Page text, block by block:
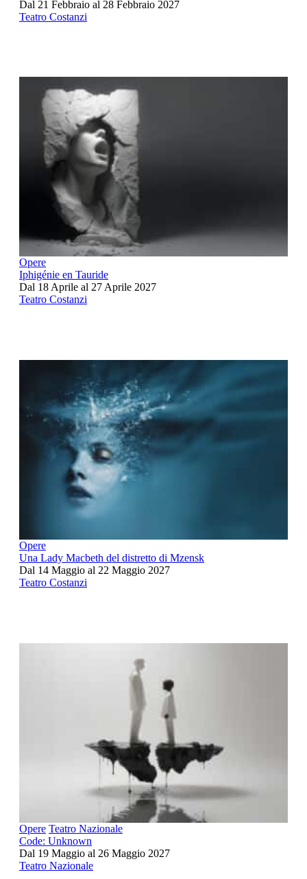
Dal 21 Febbraio al 28 Febbraio 2027
Teatro Costanzi
Opere
Iphigénie en Tauride
Dal 18 Aprile al 27 Aprile 2027
Teatro Costanzi
Opere
Una Lady Macbeth del distretto di Mzensk
Dal 14 Maggio al 22 Maggio 2027
Teatro Costanzi
Opere Teatro Nazionale
Code: Unknown
Dal 19 Maggio al 26 Maggio 2027
Teatro Nazionale